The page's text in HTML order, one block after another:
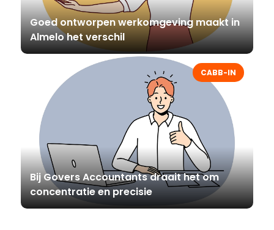
Goed ontworpen werkomgeving maakt in
Almelo het verschil
CABB-IN
Bij Govers Accountants draait het om
concentratie en precisie